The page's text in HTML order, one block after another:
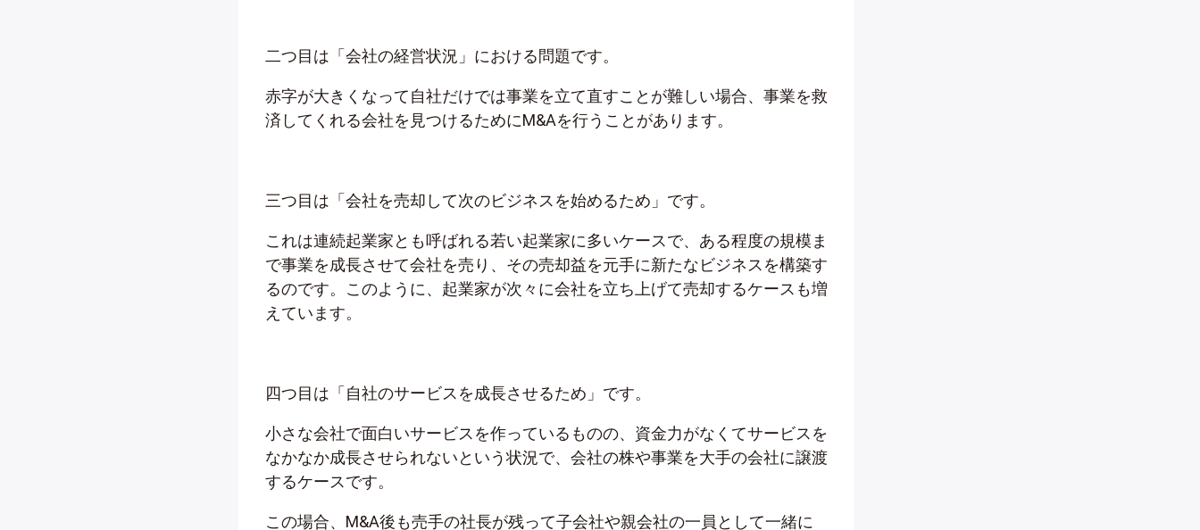
二つ目は「会社の経営状況」における問題です。
赤字が大きくなって自社だけでは事業を立て直すことが難しい場合、事業を救
済してくれる会社を見つけるためにM&Aを行うことがあります。
三つ目は「会社を売却して次のビジネスを始めるため」です。
これは連続起業家とも呼ばれる若い起業家に多いケースで、ある程度の規模ま
で事業を成長させて会社を売り、その売却益を元手に新たなビジネスを構築す
るのです。このように、起業家が次々に会社を立ち上げて売却するケースも増
えています。
四つ目は「自社のサービスを成長させるため」です。
小さな会社で面白いサービスを作っているものの、資金力がなくてサービスを
なかなか成長させられないという状況で、会社の株や事業を大手の会社に譲渡
するケースです。
この場合、M&A後も売手の社長が残って子会社や親会社の一員として一緒に